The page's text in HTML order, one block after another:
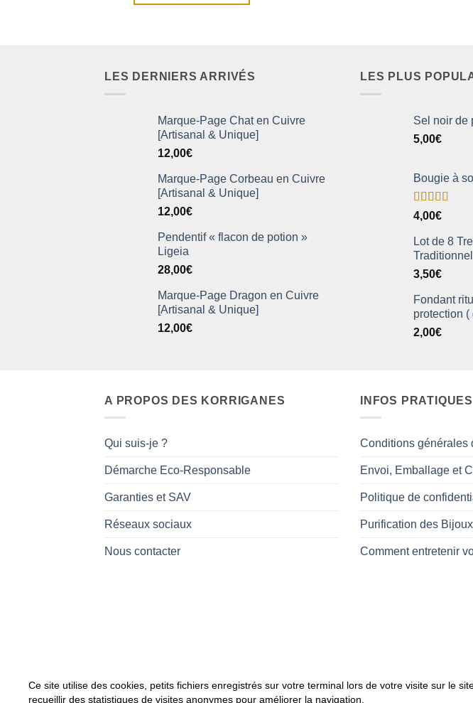
LES DERNIERS ARRIVÉS
Marque-Page Chat en Cuivre
[Artisanal & Unique]
12,00€
Marque-Page Corbeau en Cuivre
[Artisanal & Unique]
12,00€
Pendentif « flacon de potion »
Ligeia
28,00€
Marque-Page Dragon en Cuivre
[Artisanal & Unique]
12,00€
LES PLUS
Sel noir de
5,00€
Bougie à
Note5.00
sur 5
4,00€
Lot de 8
3,50€
Fondant
protection (
2,00€
A PROPOS DES KORRIGANES
Qui suis-je ?
Démarche Eco-Responsable
Garanties et SAV
Réseaux sociaux
Nous contacter
INFOS PRATIQUES
Conditions générales
Envoi, Emballage et
Politique de
Purification des Bijoux
Comment entretenir
En tant que Partenaire Amazon, je réalise un bénéfice sur les achats
Ce site utilise des cookies, petits fichiers enregistrés sur votre terminal lors de votre visite sur le
recueillir des statistiques de visites anonymes pour améliorer la navigation.